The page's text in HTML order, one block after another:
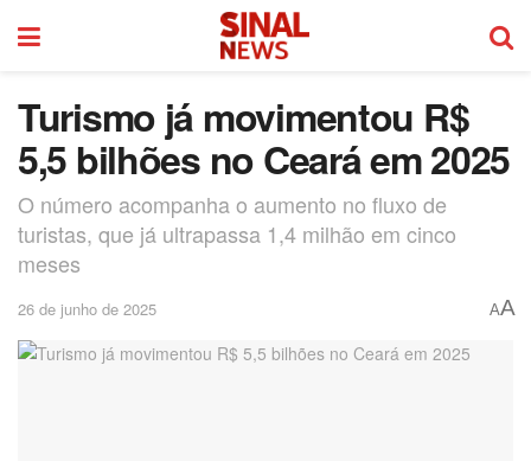
Turismo já movimentou R$
5,5 bilhões no Ceará em 2025
O número acompanha o aumento no fluxo de
turistas, que já ultrapassa 1,4 milhão em cinco
meses
26 de junho de 2025 AA